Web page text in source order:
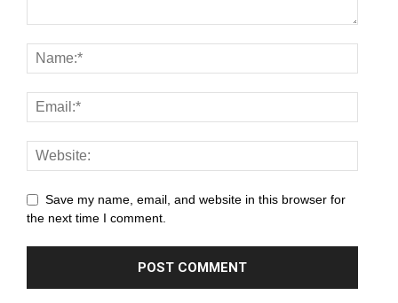
Save my name, email, and website in this browser for
the next time I comment.